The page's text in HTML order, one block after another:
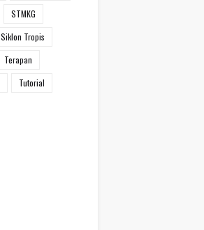
STMKG
Siklon Tropis
Terapan
Tutorial